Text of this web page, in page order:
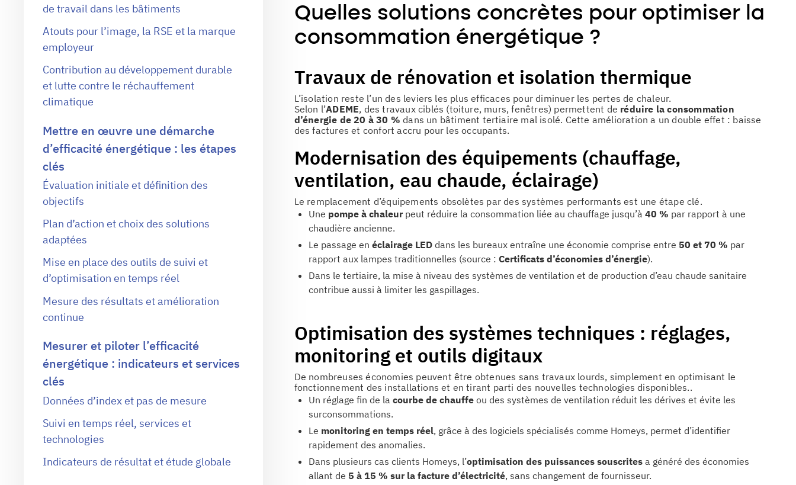
de travail dans les bâtiments
Atouts pour l’image, la RSE et la marque
employeur
Contribution au développement durable
et lutte contre le réchauffement
climatique
Mettre en œuvre une démarche
d’efficacité énergétique : les étapes
clés
Évaluation initiale et définition des
objectifs
Plan d’action et choix des solutions
adaptées
Mise en place des outils de suivi et
d’optimisation en temps réel
Mesure des résultats et amélioration
continue
Mesurer et piloter l’efficacité
énergétique : indicateurs et services
clés
Données d’index et pas de mesure
Suivi en temps réel, services et
technologies
Indicateurs de résultat et étude globale
Quelles solutions concrètes pour optimiser la
consommation énergétique ?
Travaux de rénovation et isolation thermique
L’isolation reste l’un des leviers les plus efficaces pour diminuer les pertes de chaleur.
Selon l’ADEME, des travaux ciblés (toiture, murs, fenêtres) permettent de réduire la consommation
d’énergie de 20 à 30 % dans un bâtiment tertiaire mal isolé. Cette amélioration a un double effet : baisse
des factures et confort accru pour les occupants.
Modernisation des équipements (chauffage,
ventilation, eau chaude, éclairage)
Le remplacement d’équipements obsolètes par des systèmes performants est une étape clé.
Une pompe à chaleurpeut réduire la consommation liée au chauffage jusqu’à 40 % par rapport à une
chaudière ancienne.
Le passage en éclairage LEDdans les bureaux entraîne une économie comprise entre 50 et 70 % par
rapport aux lampes traditionnelles (source : Certificats d’économies d’énergie).
Dans le tertiaire, la mise à niveau des systèmes de ventilation et de production d’eau chaude sanitaire
contribue aussi à limiter les gaspillages.
Optimisation des systèmes techniques : réglages,
monitoring et outils digitaux
De nombreuses économies peuvent être obtenues sans travaux lourds, simplement en optimisant le
fonctionnement des installations et en tirant parti des nouvelles technologies disponibles..
Un réglage fin de la courbe de chauffeou des systèmes de ventilation réduit les dérives et évite les
surconsommations.
Le monitoring en temps réel, grâce à des logiciels spécialisés comme Homeys, permet d’identifier
rapidement des anomalies.
Dans plusieurs cas clients Homeys, l’optimisation des puissances souscritesa généré des économies
allant de 5 à 15 % sur la facture d’électricité, sans changement de fournisseur.